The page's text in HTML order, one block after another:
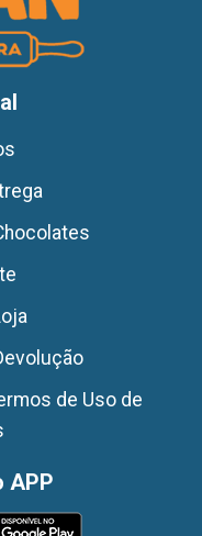
de Uso de
APP